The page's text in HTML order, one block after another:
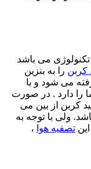
تکنولوژی می باشد
کربن را به بنزین
می شود و با
را دارد . در صورت
کربن از بین می
ماشین می باشد. ولی با توجه به
تصفیه هوا ،